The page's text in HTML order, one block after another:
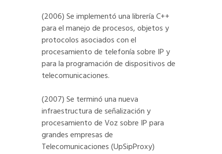
(2006) Se implementó una librería C++
para el manejo de procesos, objetos y
protocolos asociados con el
procesamiento de telefonía sobre IP y
para la programación de dispositivos de
telecomunicaciones.
(2007) Se terminó una nueva
infraestructura de señalización y
procesamiento de Voz sobre IP para
grandes empresas de
Telecomunicaciones (UpSipProxy)